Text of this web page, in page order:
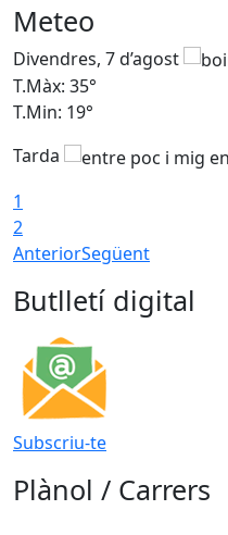
Meteo
Divendres, 7 d’agost
T.Màx: 35°
T.Min: 19°
Tarda
1
2
AnteriorSegüent
Butlletí digital
Subscriu-te
Plànol / Carrers